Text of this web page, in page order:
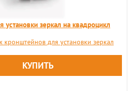
установки зеркал на квадроцикл
кронштейнов для установки зеркал